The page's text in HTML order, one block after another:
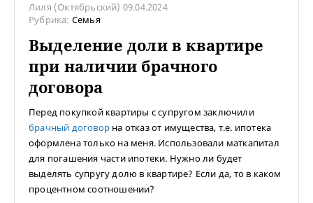
Лиля (Октябрьский) 09.04.2024
Рубрика: Семья
Выделение доли в квартире
при наличии брачного
договора
Перед покупкой квартиры с супругом заключили
брачный договор на отказ от имущества, т.е. ипотека
оформлена только на меня. Использовали маткапитал
для погашения части ипотеки. Нужно ли будет
выделять супругу долю в квартире? Если да, то в каком
процентном соотношении?